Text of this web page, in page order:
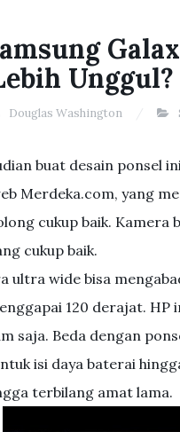
Unggul?
Douglas Washington
buat desain ponsel
Merdeka.com, yang
cukup baik. Kamera
cukup baik.
ultra wide bisa
120 derajat. HP
saja. Beda dengan
isi daya baterai
terbilang amat lama.